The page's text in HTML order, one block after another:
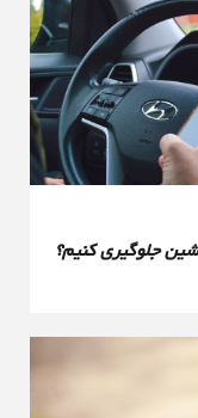
جلوگیری کنیم؟